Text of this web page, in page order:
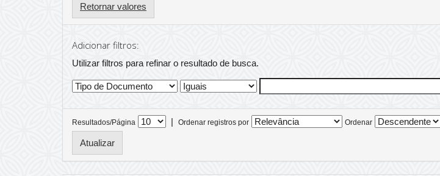
Retornar valores
Adicionar filtros:
Utilizar filtros para refinar o resultado de busca.
Resultados/Página | Ordenar registros por Ordenar